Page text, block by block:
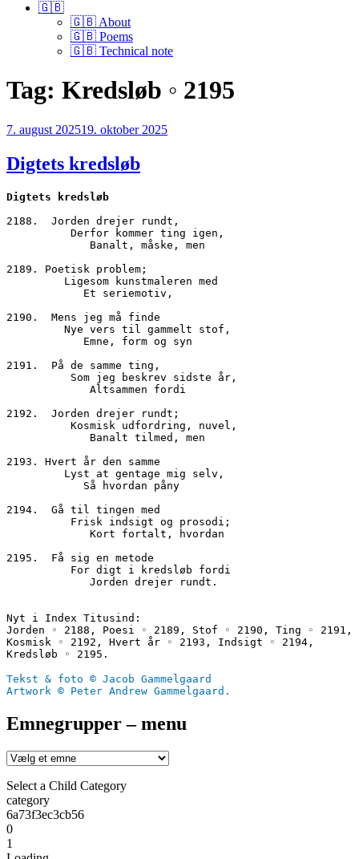
🇬🇧
🇬🇧 About
🇬🇧 Poems
🇬🇧 Technical note
Tag: Kredsløb ◦ 2195
Udgivet
7. august 202519. oktober 2025
Digtets kredsløb
Digtets kredsløb
2188.  Jorden drejer rundt,
          Derfor kommer ting igen,
             Banalt, måske, men
2189. Poetisk problem;
         Ligesom kunstmaleren med
            Et seriemotiv,
2190.  Mens jeg må finde
         Nye vers til gammelt stof,
            Emne, form og syn
2191.  På de samme ting,
          Som jeg beskrev sidste år,
             Altsammen fordi
2192.  Jorden drejer rundt;
          Kosmisk udfordring, nuvel,
             Banalt tilmed, men
2193. Hvert år den samme
         Lyst at gentage mig selv,
            Så hvordan påny
2194.  Gå til tingen med
          Frisk indsigt og prosodi;
             Kort fortalt, hvordan
2195.  Få sig en metode
          For digt i kredsløb fordi
             Jorden drejer rundt.
Nyt i Index Titusind:
Jorden ◦ 2188, Poesi ◦ 2189, Stof ◦ 2190, Ting ◦ 2191,
Kosmisk ◦ 2192, Hvert år ◦ 2193, Indsigt ◦ 2194,
Kredsløb ◦ 2195.
Tekst & foto © Jacob Gammelgaard
Artwork © Peter Andrew Gammelgaard.
Emnegrupper – menu
Select a Child Category
category
6a73f3ec3cb56
0
1